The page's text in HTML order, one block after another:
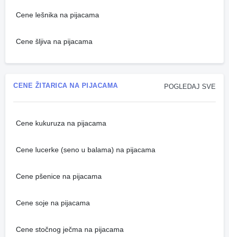
Cene lešnika na pijacama
Cene šljiva na pijacama
POGLEDAJ SVE
CENE ŽITARICA NA PIJACAMA
Cene kukuruza na pijacama
Cene lucerke (seno u balama) na pijacama
Cene pšenice na pijacama
Cene soje na pijacama
Cene stočnog ječma na pijacama